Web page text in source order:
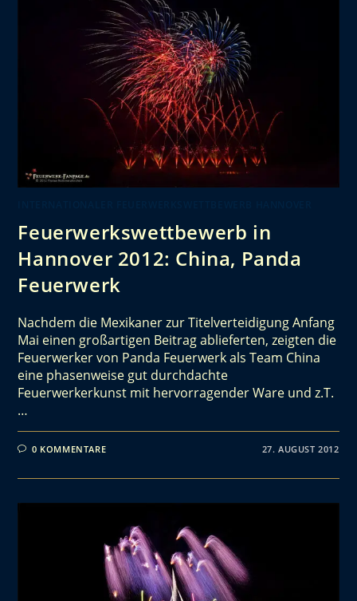
Feuerwerkswettbewerb in
Hannover 2012: China, Panda
Feuerwerk
Nachdem die Mexikaner zur Titelverteidigung Anfang
Mai einen großartigen Beitrag ablieferten, zeigten die
Feuerwerker von Panda Feuerwerk als Team China
eine phasenweise gut durchdachte
Feuerwerkerkunst mit hervorragender Ware und z.T.
…
0 KOMMENTARE 27. AUGUST 2012